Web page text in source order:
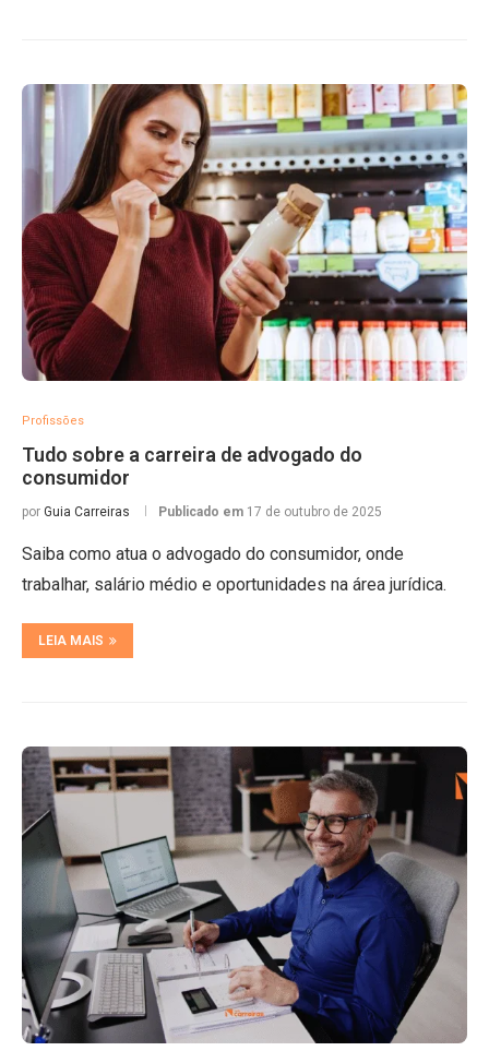
Profissões
Tudo sobre a carreira de advogado do
consumidor
por Guia Carreiras Publicado em 17 de outubro de 2025
Saiba como atua o advogado do consumidor, onde
trabalhar, salário médio e oportunidades na área jurídica.
LEIA MAIS